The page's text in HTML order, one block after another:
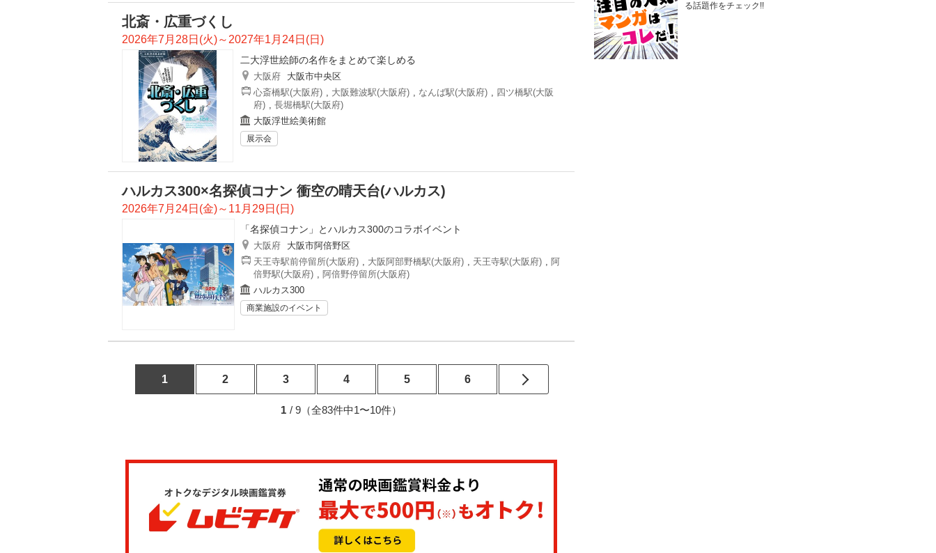
北斎・広重づくし
2026年7月28日(火)～2027年1月24日(日)
二大浮世絵師の名作をまとめて楽しめる
大阪府
大阪市中央区
心斎橋駅(大阪府) , 大阪難波駅(大阪府) , なんば駅(大阪府) , 四ツ橋駅(大阪
府) , 長堀橋駅(大阪府)
大阪浮世絵美術館
展示会
ハルカス300×名探偵コナン 衝空の晴天台(ハルカス)
2026年7月24日(金)～11月29日(日)
「名探偵コナン」とハルカス300のコラボイベント
大阪府
大阪市阿倍野区
天王寺駅前停留所(大阪府) , 大阪阿部野橋駅(大阪府) , 天王寺駅(大阪府) , 阿
倍野駅(大阪府) , 阿倍野停留所(大阪府)
ハルカス300
商業施設のイベント
1 2 3 4 5 6
1 / 9（全83件中1〜10件）
る話題作をチェック!!